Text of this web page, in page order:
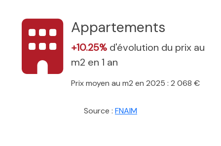
Appartements
+10.25% d'évolution du prix au
m2 en 1 an
Prix moyen au m2 en 2025 : 2 068 €
Source : FNAIM